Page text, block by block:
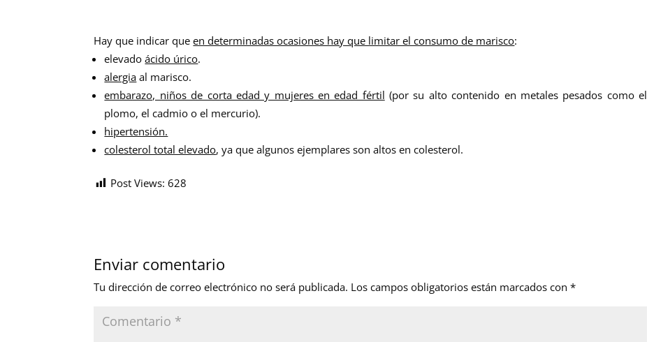
Hay que indicar queen determinadas ocasiones hay que limitar el consumo de marisco:
elevadoácido úrico.
alergia al marisco.
embarazo, niños de corta edad y mujeres en edad fértil (por su alto contenido en metales pesados como el
plomo, el cadmio o el mercurio).
hipertensión.
colesterol total elevado, ya que algunos ejemplares son altos en colesterol.
Post Views: 628
Enviar comentario
Tu dirección de correo electrónico no será publicada. Los campos obligatorios están marcados con*